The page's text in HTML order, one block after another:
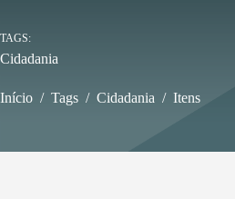
TAGS
Cidadania
Início / Tags / Cidadania / Itens